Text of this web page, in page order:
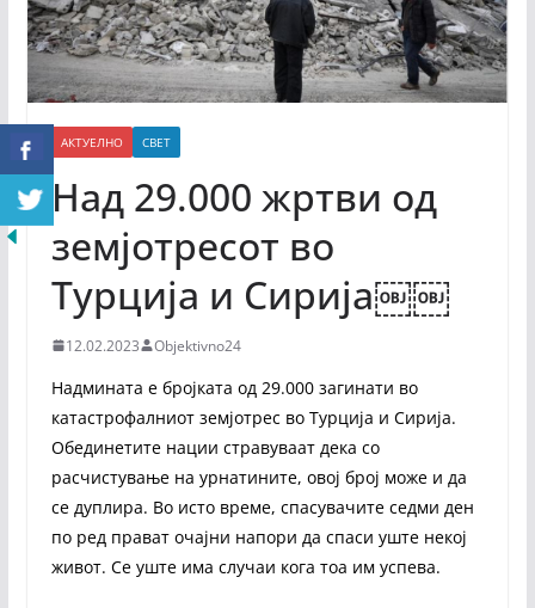
АКТУЕЛНО СВЕТ
Над 29.000 жртви од
земјотресот во
Турција и Сирија￼￼
12.02.2023 Objektivno24
Надмината е бројката од 29.000 загинати во
катастрофалниот земјотрес во Турција и Сирија.
Обединетите нации стравуваат дека со
расчистување на урнатините, овој број може и да
се дуплира. Во исто време, спасувачите седми ден
по ред прават очајни напори да спаси уште некој
живот. Се уште има случаи кога тоа им успева.